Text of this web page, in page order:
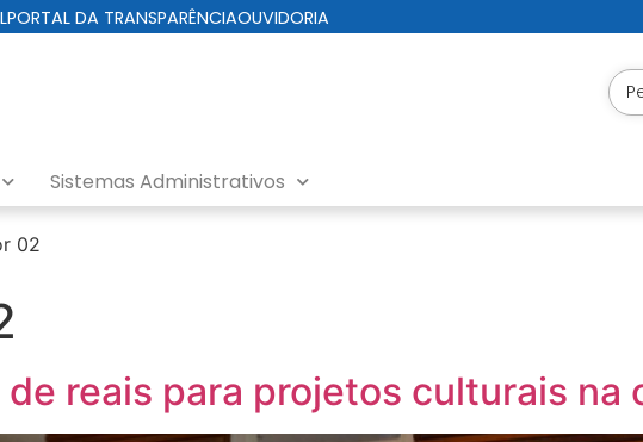
PORTAL DA TRANSPARÊNCIAOUVIDORIA
Sistemas Administrativos
02
reais para projetos culturais na